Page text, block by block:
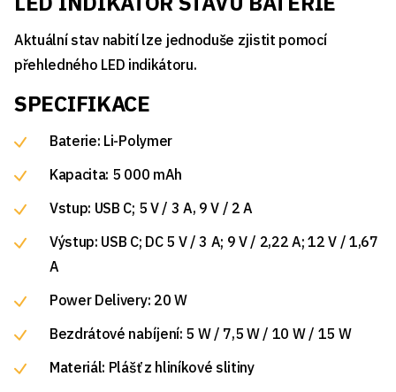
Aktuální stav nabití lze jednoduše zjistit pomocí
přehledného LED indikátoru.
SPECIFIKACE
Baterie: Li-Polymer
Kapacita: 5 000 mAh
Vstup: USB C; 5 V / 3 A, 9 V / 2 A
Výstup: USB C; DC 5 V / 3 A; 9 V / 2,22 A; 12 V / 1,67
A
Power Delivery: 20 W
Bezdrátové nabíjení: 5 W / 7,5 W / 10 W / 15 W
Materiál: Plášť z hliníkové slitiny